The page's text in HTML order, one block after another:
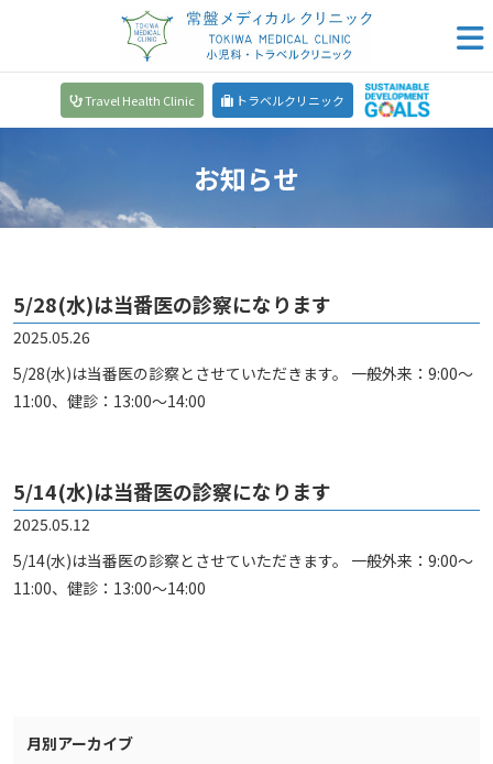
Travel Health Clinic トラベルクリニック
お知らせ
5/28(水)は当番医の診察になります
2025.05.26
5/28(水)は当番医の診察とさせていただきます。 一般外来：9:00～
11:00、健診：13:00～14:00
5/14(水)は当番医の診察になります
2025.05.12
5/14(水)は当番医の診察とさせていただきます。 一般外来：9:00～
11:00、健診：13:00～14:00
月別アーカイブ